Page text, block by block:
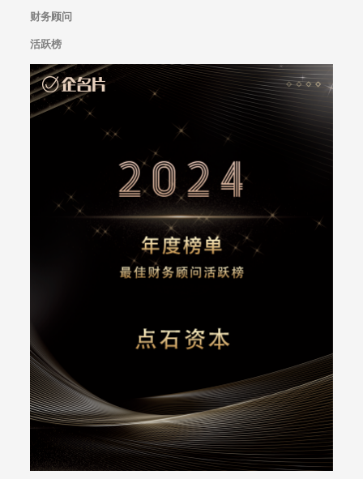
财务顾问
活跃榜